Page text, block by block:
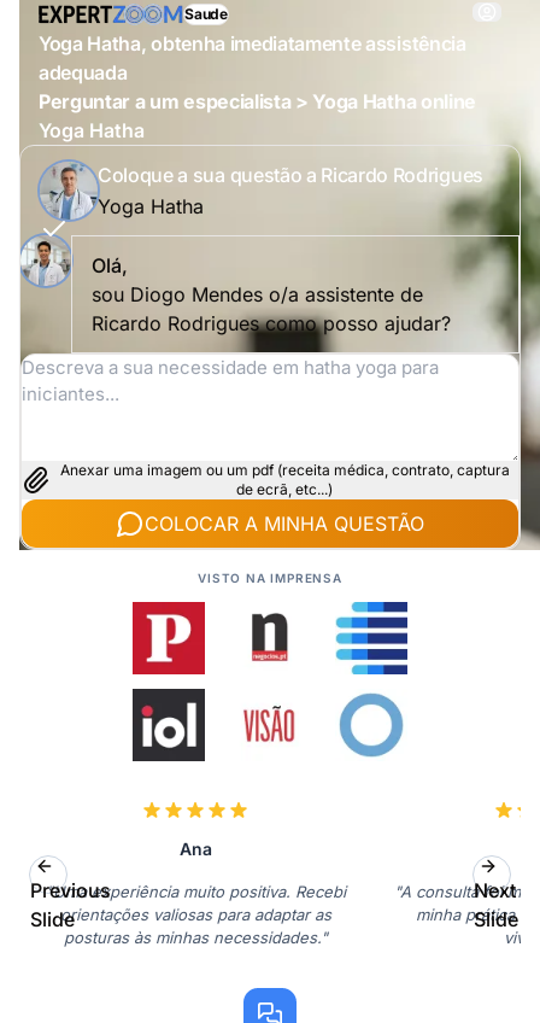
Saude
Yoga Hatha, obtenha imediatamente assistência
adequada
Perguntar a um especialista > Yoga Hatha online
Yoga Hatha
Coloque a sua questão a Ricardo Rodrigues
Yoga Hatha
Olá,
sou Diogo Mendes o/a assistente de
Ricardo Rodrigues como posso ajudar?
Anexar uma imagem ou um pdf (receita médica, contrato, captura
de ecrã, etc...)
COLOCAR A MINHA QUESTÃO
VISTO NA IMPRENSA
Ana
"Uma experiência muito positiva. Recebi
orientações valiosas para adaptar as
posturas às minhas necessidades."
"A consulta foi
minha prática
Previous
Slide
Next
Slide